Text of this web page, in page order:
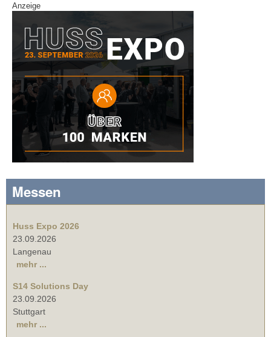
Anzeige
Messen
Huss Expo 2026
23.09.2026
Langenau
mehr ...
S14 Solutions Day
23.09.2026
Stuttgart
mehr ...